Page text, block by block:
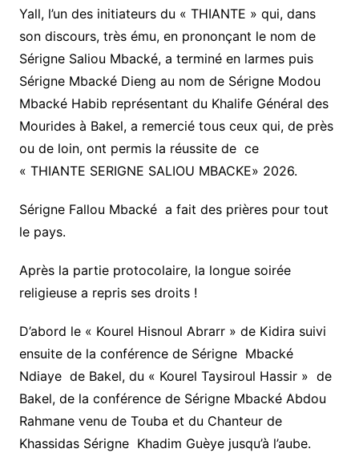
Yall, l’un des initiateurs du « THIANTE » qui, dans
son discours, très ému, en prononçant le nom de
Sérigne Saliou Mbacké, a terminé en larmes puis
Sérigne Mbacké Dieng au nom de Sérigne Modou
Mbacké Habib représentant du Khalife Général des
Mourides à Bakel, a remercié tous ceux qui, de près
ou de loin, ont permis la réussite de ce
« THIANTE SERIGNE SALIOU MBACKE» 2026.
Sérigne Fallou Mbacké a fait des prières pour tout
le pays.
Après la partie protocolaire, la longue soirée
religieuse a repris ses droits !
D’abord le « Kourel Hisnoul Abrarr » de Kidira suivi
ensuite de la conférence de Sérigne Mbacké
Ndiaye de Bakel, du « Kourel Taysiroul Hassir » de
Bakel, de la conférence de Sérigne Mbacké Abdou
Rahmane venu de Touba et du Chanteur de
Khassidas Sérigne Khadim Guèye jusqu’à l’aube.